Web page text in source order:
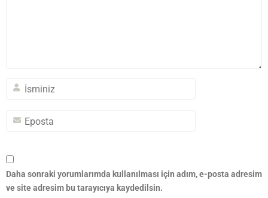
Daha sonraki yorumlarımda kullanılması için adım, e-posta adresim
ve site adresim bu tarayıcıya kaydedilsin.